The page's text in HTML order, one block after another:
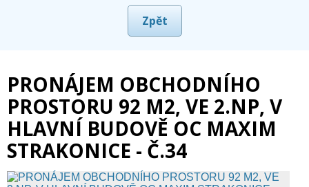
Zpět
PRONÁJEM OBCHODNÍHO
PROSTORU 92 M2, VE 2.NP, V
HLAVNÍ BUDOVĚ OC MAXIM
STRAKONICE - Č.34